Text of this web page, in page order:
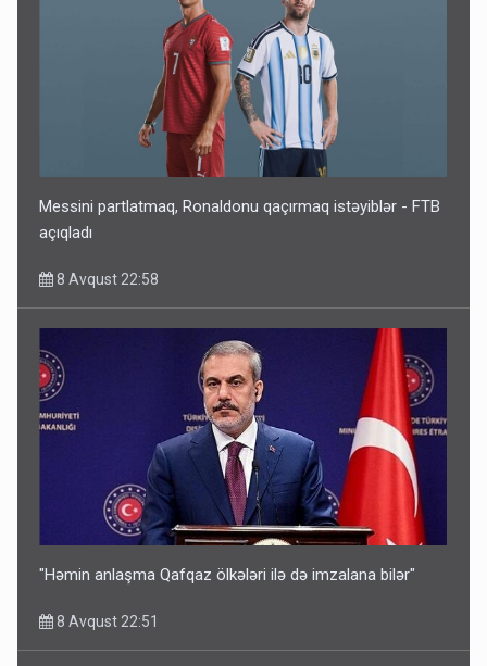
Messini partlatmaq, Ronaldonu qaçırmaq istəyiblər - FTB
açıqladı
8 Avqust 22:58
"Həmin anlaşma Qafqaz ölkələri ilə də imzalana bilər"
8 Avqust 22:51